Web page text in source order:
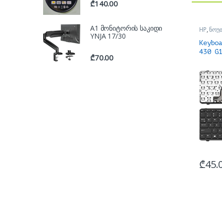
HP,
430
₾
₾140.00
A1 მონიტორის საკიდი
YNJA 17/30
₾70.00